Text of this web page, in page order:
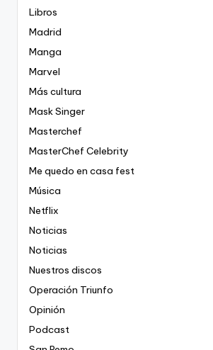
Libros
Madrid
Manga
Marvel
Más cultura
Mask Singer
Masterchef
MasterChef Celebrity
Me quedo en casa fest
Música
Netflix
Noticias
Noticias
Nuestros discos
Operación Triunfo
Opinión
Podcast